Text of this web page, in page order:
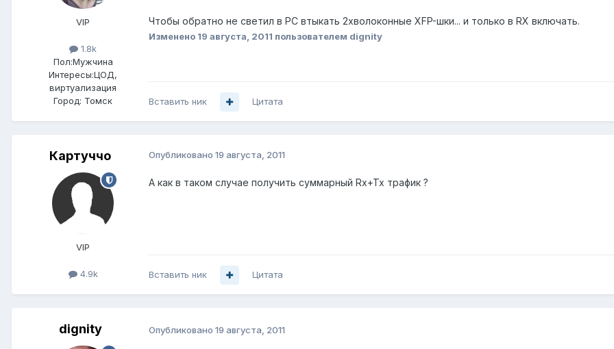
VIP
1.8k
Пол:Мужчина
Интересы:ЦОД,
виртуализация
Город: Томск
Чтобы обратно не светил в PC втыкать 2хволоконные XFP-шки... и только в RX включать.
Изменено 19 августа, 2011 пользователем dignity
Вставить ник Цитата
Картуччо
VIP
4.9k
Опубликовано 19 августа, 2011
А как в таком случае получить суммарный Rx+Tx трафик ?
Вставить ник Цитата
dignity Опубликовано 19 августа, 2011